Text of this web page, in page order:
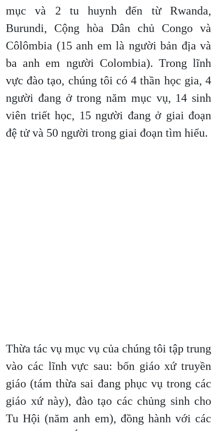
mục và 2 tu huynh đến từ Rwanda,
Burundi, Cộng hòa Dân chủ Congo và
Côlômbia (15 anh em là người bản địa và
ba anh em người Colombia). Trong lĩnh
vực đào tạo, chúng tôi có 4 thần học gia, 4
người đang ở trong năm mục vụ, 14 sinh
viên triết học, 15 người đang ở giai đoạn
đệ tử và 50 người trong giai đoạn tìm hiểu.
Thừa tác vụ mục vụ của chúng tôi tập trung
vào các lĩnh vực sau: bốn giáo xứ truyền
giáo (tám thừa sai đang phục vụ trong các
giáo xứ này), đào tạo các chủng sinh cho
Tu Hội (năm anh em), đồng hành với các